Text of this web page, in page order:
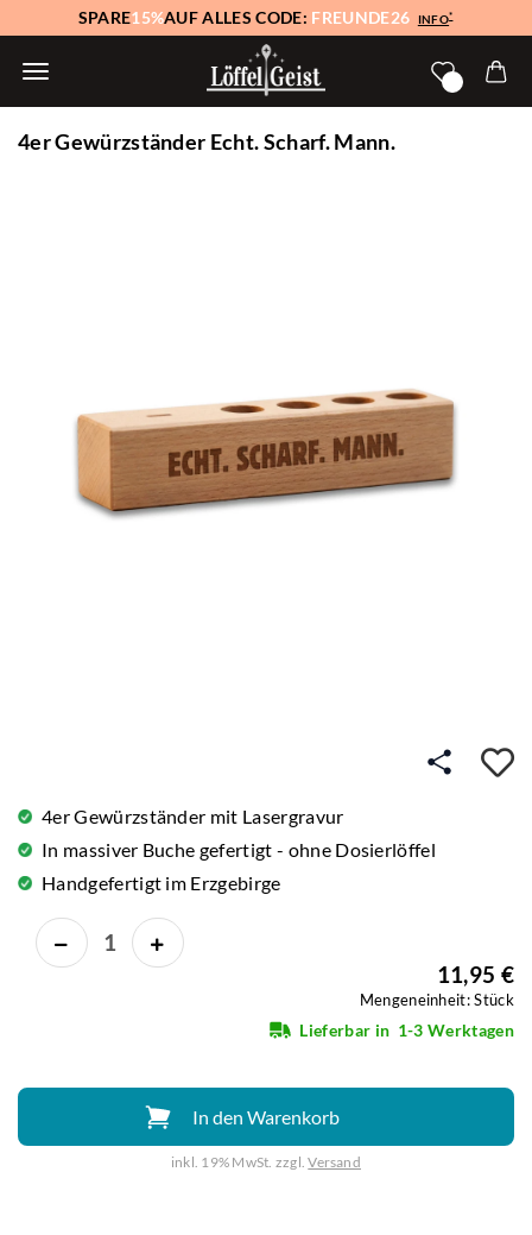
SPARE15%AUF ALLES CODE: FREUNDE26 INFO*
4er Gewürzständer Echt. Scharf. Mann.
4er Gewürzständer mit Lasergravur
In massiver Buche gefertigt - ohne Dosierlöffel
Handgefertigt im Erzgebirge
11,95 €
Mengeneinheit: Stück
Lieferbar in 1-3 Werktagen
In den Warenkorb
inkl. 19% MwSt. zzgl.Versand
Weiter mit